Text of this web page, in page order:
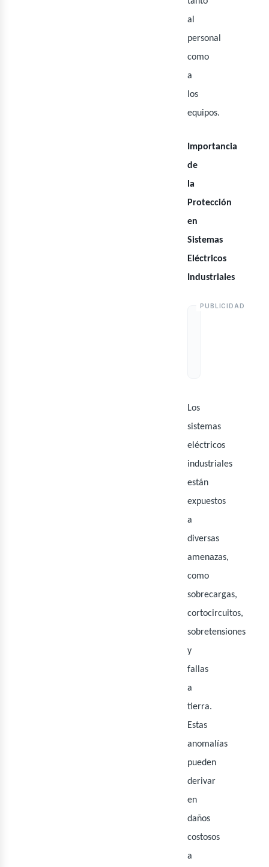
al
personal
como
a
los
equipos.
Importancia
de
la
Protección
en
Sistemas
Eléctricos
Industriales
Los
sistemas
eléctricos
industriales
están
expuestos
a
diversas
amenazas,
como
sobrecargas,
cortocircuitos,
sobretensiones
y
fallas
a
tierra.
Estas
anomalías
pueden
derivar
en
daños
costosos
a